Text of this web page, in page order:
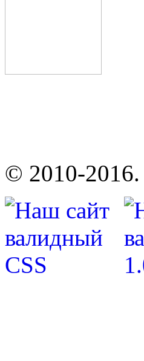
© 2010-2016.